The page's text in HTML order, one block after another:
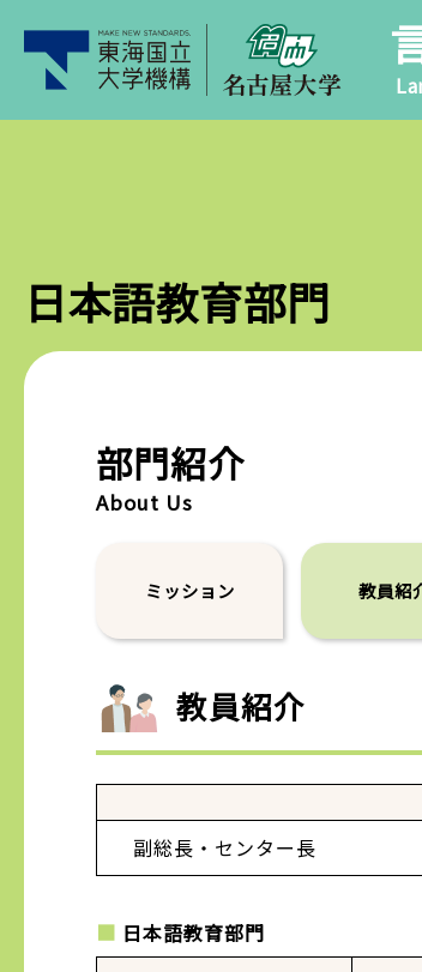
日本語教育部門
部門紹介
About Us
ミッション 教員紹
教員紹介
副総長・センター長
日本語教育部門